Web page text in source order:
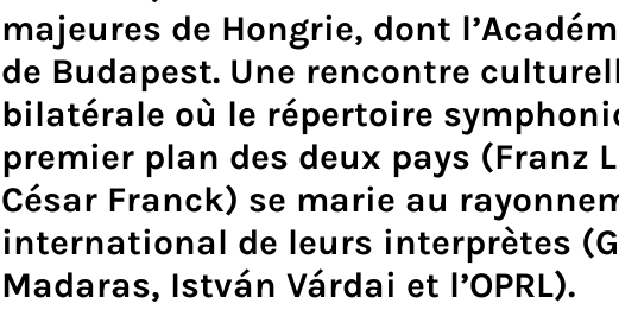
majeures de Hongrie, dont
de Budapest. Une rencontre
bilatérale où le répertoire
premier plan des deux pays (Franz
César Franck) se marie au
international de leurs interprètes
Madaras, István Várdai et l’OPRL).